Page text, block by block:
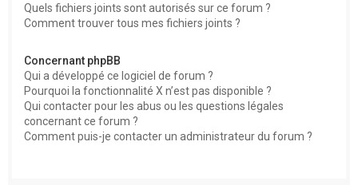
Quels fichiers joints sont autorisés sur ce forum ?
Comment trouver tous mes fichiers joints ?
Concernant phpBB
Qui a développé ce logiciel de forum ?
Pourquoi la fonctionnalité X n’est pas disponible ?
Qui contacter pour les abus ou les questions légales
concernant ce forum ?
Comment puis-je contacter un administrateur du forum ?